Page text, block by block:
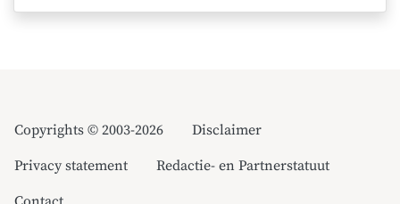
Copyrights © 2003-2026
Disclaimer
Privacy statement
Redactie- en Partnerstatuut